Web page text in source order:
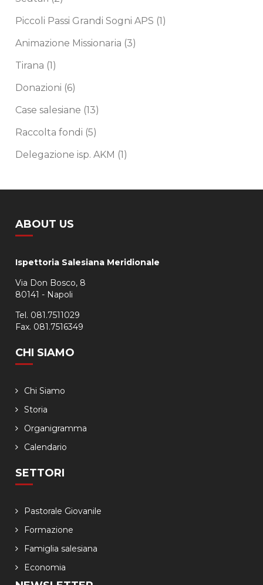
Piccoli Passi Grandi Sogni APS (1)
Animazione Missionaria (3)
Tirana (1)
Donazioni (6)
Case salesiane (13)
Raccolta fondi (5)
Delegazione isp. AKM (1)
ABOUT US
Ispettoria Salesiana Meridionale
Via Don Bosco, 8
80141 - Napoli
Tel. 081.7511029
Fax. 081.7516349
CHI SIAMO
Chi Siamo
Storia
Organigramma
Calendario
SETTORI
Pastorale Giovanile
Formazione
Famiglia salesiana
Economia